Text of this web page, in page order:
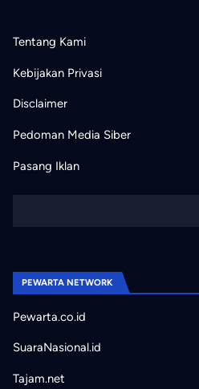
Tentang Kami
Kebijakan Privasi
Disclaimer
Pedoman Media Siber
Pasang Iklan
PEWARTA NETWORK
Pewarta.co.id
SuaraNasional.id
Tajam.net